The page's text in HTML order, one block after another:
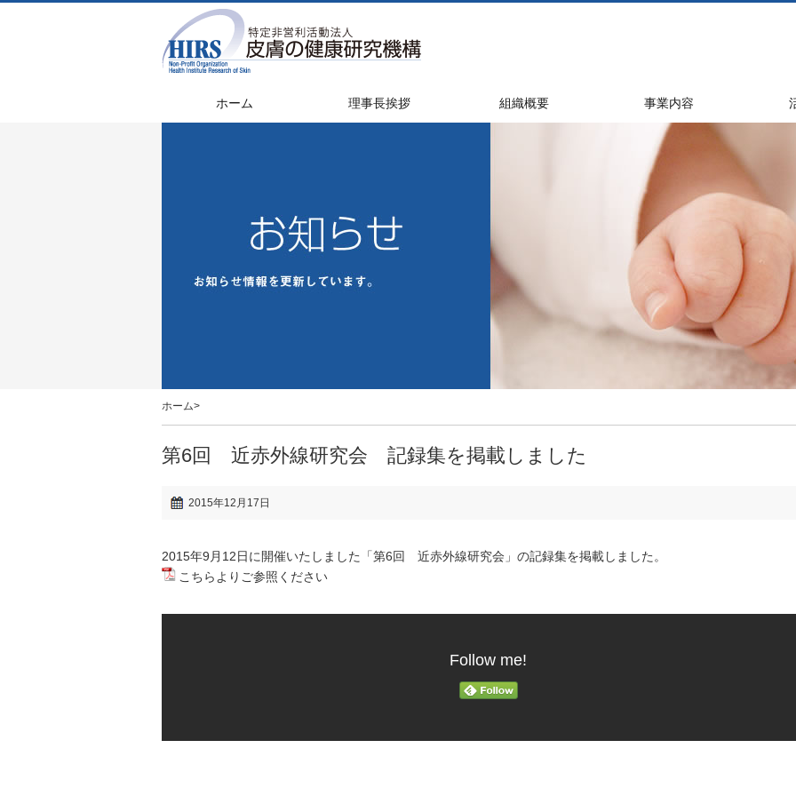
ホーム 理事長挨拶 組織概要 事業内容
ホーム>
第6回 近赤外線研究会 記録集を掲載しました
2015年12月17日
2015年9月12日に開催いたしました「第6回 近赤外線研究会」の記録集を掲載しました。
こちら よりご参照ください
Follow me!